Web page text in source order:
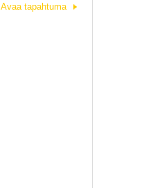
Avaa tapahtuma